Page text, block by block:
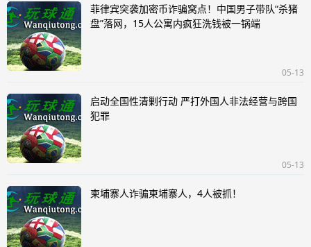
菲律宾突袭加密币诈骗窝点！中国男子带队“杀猪
盘”落网，15人公寓内疯狂洗钱被一锅端
05-13
启动全国性清剿行动 严打外国人非法经营与跨国
犯罪
05-13
柬埔寨人诈骗柬埔寨人，4人被抓！